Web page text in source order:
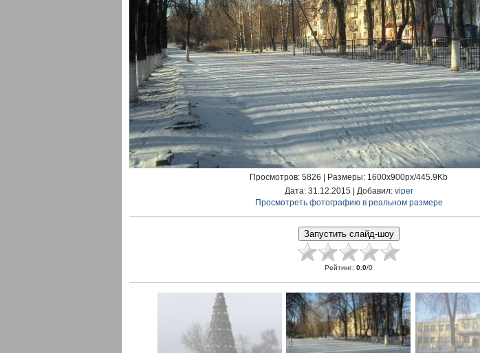
Просмотров: 5826 | Размеры: 1600x900px/445.9Kb
Дата: 31.12.2015 | Добавил: viper
Просмотреть фотографию в реальном размере
Рейтинг: 0.0/0